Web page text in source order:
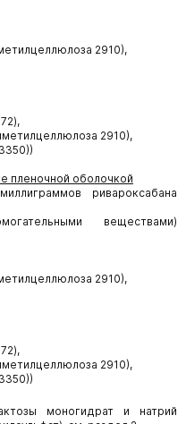
2910),
2910),
пленочной оболочкой
ривароксабана
веществами)
2910),
2910),
моногидрат и натрий